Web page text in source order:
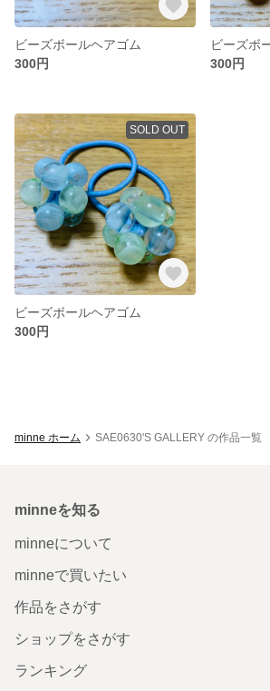
ビーズボールヘアゴム
300円
ビーズボ
300円
SOLD OUT
ビーズボールヘアゴム
300円
minne ホーム SAE0630'S GALLERY の作品一覧
minneを知る
minneについて
minneで買いたい
作品をさがす
ショップをさがす
ランキング